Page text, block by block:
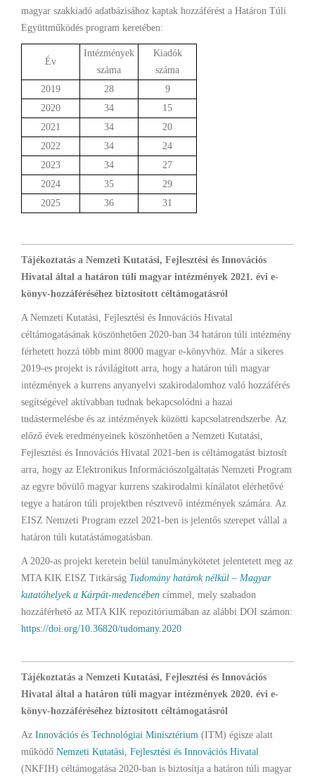
magyar szakkiadó adatbázisához kaptak hozzáférést a Határon Túli
Együttműködés program keretében:
Év
Intézmények
száma
Kiadók
száma
2019
28
9
2020
34
15
2021
34
20
2022
34
24
2023
34
27
2024
35
29
2025
36 31
Tájékoztatás a Nemzeti Kutatási, Fejlesztési és Innovációs
Hivatal által a határon túli magyar intézmények 2021. évi e-
könyv-hozzáféréséhez biztosított céltámogatásról
A Nemzeti Kutatási, Fejlesztési és Innovációs Hivatal
céltámogatásának köszönhetően 2020-ban 34 határon túli intézmény
férhetett hozzá több mint 8000 magyar e-könyvhöz. Már a sikeres
2019-es projekt is rávilágított arra, hogy a határon túli magyar
intézmények a kurrens anyanyelvi szakirodalomhoz való hozzáférés
segítségével aktívabban tudnak bekapcsolódni a hazai
tudástermelésbe és az intézmények közötti kapcsolatrendszerbe. Az
előző évek eredményeinek köszönhetően a Nemzeti Kutatási,
Fejlesztési és Innovációs Hivatal 2021-ben is céltámogatást biztosít
arra, hogy az Elektronikus Információszolgáltatás Nemzeti Program
az egyre bővülő magyar kurrens szakirodalmi kínálatot elérhetővé
tegye a határon túli projektben résztvevő intézmények számára. Az
EISZ Nemzeti Program ezzel 2021-ben is jelentős szerepet vállal a
határon túli kutatástámogatásban.
A 2020-as projekt keretein belül tanulmánykötetet jelentetett meg az
MTA KIK EISZ Titkárság Tudomány határok nélkül – Magyar
kutatóhelyek a Kárpát-medencében címmel, mely szabadon
hozzáférhető az MTA KIK repozitóriumában az alábbi DOI számon:
https://doi.org/10.36820/tudomany.2020
Tájékoztatás a Nemzeti Kutatási, Fejlesztési és Innovációs
Hivatal által a határon túli magyar intézmények 2020. évi e-
könyv-hozzáféréséhez biztosított céltámogatásról
Az Innovációs és Technológiai Minisztérium (ITM) égisze alatt
működő Nemzeti Kutatási, Fejlesztési és Innovációs Hivatal
(NKFIH) céltámogatása 2020-ban is biztosítja a határon túli magyar